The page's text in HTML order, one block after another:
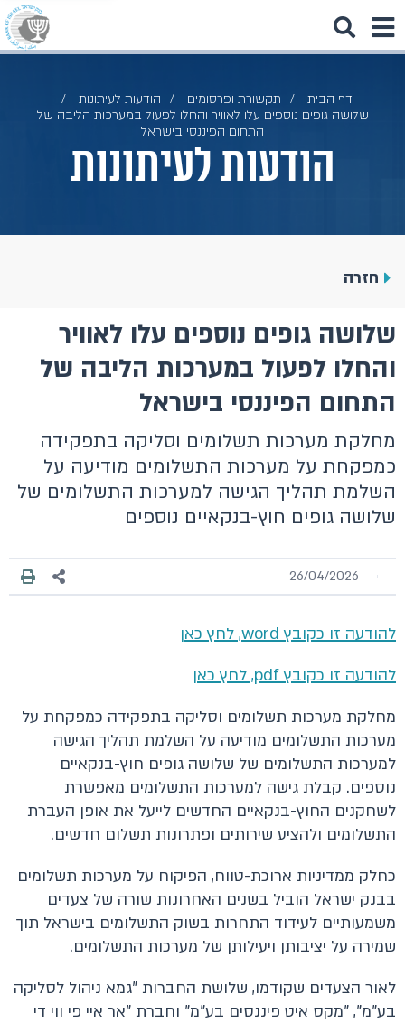
דף הבית תקשורת ופרסומים
הודעות לעיתונות
שלושה גופים נוספים עלו לאוויר והחלו לפעול במערכות הליבה של
התחום הפיננסי בישראל
הודעות לעיתונות
חזרה
שלושה גופים נוספים עלו לאוויר
והחלו לפעול במערכות הליבה של
התחום הפיננסי בישראל
מחלקת מערכות תשלומים וסליקה בתפקידה
כמפקחת על מערכות התשלומים מודיעה על
השלמת תהליך הגישה למערכות התשלומים של
שלושה גופים חוץ-בנקאיים נוספים
26/04/2026
להודעה זו כקובץ word, לחץ כאן
להודעה זו כקובץ pdf, לחץ כאן
מחלקת מערכות תשלומים וסליקה בתפקידה כמפקחת על
מערכות התשלומים מודיעה על השלמת תהליך הגישה
למערכות התשלומים של שלושה גופים חוץ-בנקאיים
נוספים. קבלת גישה למערכות התשלומים מאפשרת
לשחקנים החוץ-בנקאיים החדשים לייעל את אופן העברת
התשלומים ולהציע שירותים ופתרונות תשלום חדשים.
כחלק ממדיניות ארוכת-טווח, הפיקוח על מערכות תשלומים
בבנק ישראל הוביל בשנים האחרונות שורה של צעדים
משמעותיים לעידוד התחרות בשוק התשלומים בישראל תוך
שמירה על יציבותן ויעילותן של מערכות התשלומים.
לאור הצעדים שקודמו, שלושת החברות "גמא ניהול לסליקה
בע"מ", "מקס איט פיננסים בע"מ" וחברת "אר איי פי ווי די